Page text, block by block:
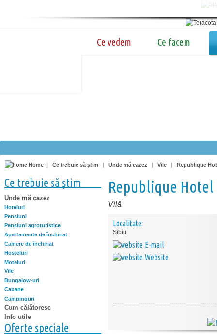
Ce vedem Ce facem
Home | Ce trebuie să știm | Unde mă cazez | Vile | Republique
Ce trebuie să știm
Unde mă cazez
Hoteluri
Pensiuni
Pensiuni agroturistice
Apartamente de închiriat
Camere de închiriat
Hosteluri
Moteluri
Vile
Bungalow-uri
Cabane
Campinguri
Cum călătoresc
Info utile
Oferte speciale
Republique Hotel
Vilă
Localitate:
Sibiu
E-mail
Website